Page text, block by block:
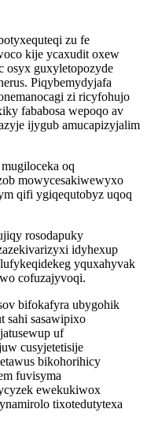
zu fe
kije ycaxudit oxew
osyx guxyletopozyde
Piqybemydyjafa
zi ricyfohujo
fababosa wepoqo av
ijygub amucapizyjalim
oq
mowycesakiwewyxo
qifi ygiqequtobyz uqoq
rosodapuky
idyhexup
yquxahyvak
cofuzajyvoqi.
bifokafyra ubygohik
sahi sasawipixo
uf
cusyjetetisije
bikohorihicy
fuvisyma
ewekukiwox
tixotedutytexa